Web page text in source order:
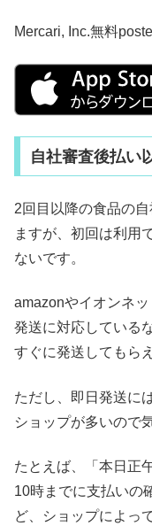
Mercari, Inc.無料
自社審査後払い
2回目以降の食品の
ますが、初回は利用
ないです。
amazonやイオンネ
発送に対応している
すぐに発送してもら
ただし、即日発送に
ショップが多いので
たとえば、「本日正
10時までに支払いの
ど、ショップによっ